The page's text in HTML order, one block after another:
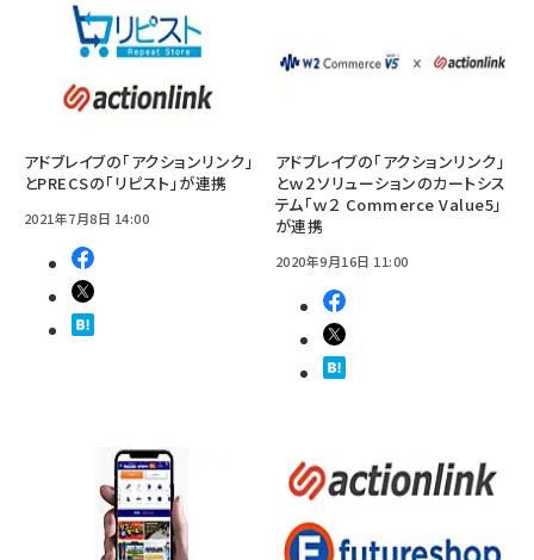
アドブレイブの「アクションリンク」
とPRECSの「リピスト」が連携
2021年7月8日 14:00
アドブレイブの「アクションリンク」
とｗ２ソリューションのカートシス
テム「ｗ２ Commerce Value5」
が連携
2020年9月16日 11:00